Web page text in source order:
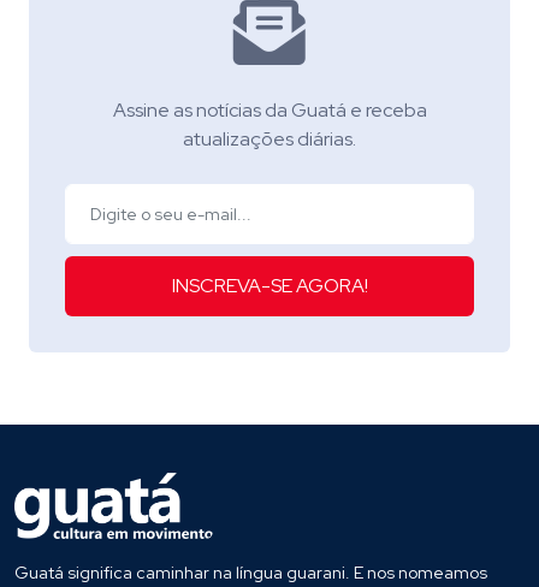
Assine as notícias da Guatá e receba
atualizações diárias.
INSCREVA-SE AGORA!
Guatá significa caminhar na língua guarani. E nos nomeamos